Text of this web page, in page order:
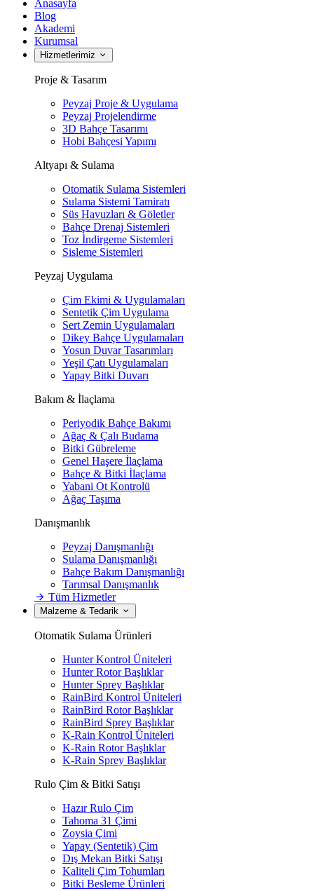
Anasayfa
Blog
Akademi
Kurumsal
Hizmetlerimiz
Proje & Tasarım
Peyzaj Proje & Uygulama
Peyzaj Projelendirme
3D Bahçe Tasarımı
Hobi Bahçesi Yapımı
Altyapı & Sulama
Otomatik Sulama Sistemleri
Sulama Sistemi Tamiratı
Süs Havuzları & Göletler
Bahçe Drenaj Sistemleri
Toz İndirgeme Sistemleri
Sisleme Sistemleri
Peyzaj Uygulama
Çim Ekimi & Uygulamaları
Sentetik Çim Uygulama
Sert Zemin Uygulamaları
Dikey Bahçe Uygulamaları
Yosun Duvar Tasarımları
Yeşil Çatı Uygulamaları
Yapay Bitki Duvarı
Bakım & İlaçlama
Periyodik Bahçe Bakımı
Ağaç & Çalı Budama
Bitki Gübreleme
Genel Haşere İlaçlama
Bahçe & Bitki İlaçlama
Yabani Ot Kontrolü
Ağaç Taşıma
Danışmanlık
Peyzaj Danışmanlığı
Sulama Danışmanlığı
Bahçe Bakım Danışmanlığı
Tarımsal Danışmanlık
Tüm Hizmetler
Malzeme & Tedarik
Otomatik Sulama Ürünleri
Hunter Kontrol Üniteleri
Hunter Rotor Başlıklar
Hunter Sprey Başlıklar
RainBird Kontrol Üniteleri
RainBird Rotor Başlıklar
RainBird Sprey Başlıklar
K-Rain Kontrol Üniteleri
K-Rain Rotor Başlıklar
K-Rain Sprey Başlıklar
Rulo Çim & Bitki Satışı
Hazır Rulo Çim
Tahoma 31 Çimi
Zoysia Çimi
Yapay (Sentetik) Çim
Dış Mekan Bitki Satışı
Kaliteli Çim Tohumları
Bitki Besleme Ürünleri